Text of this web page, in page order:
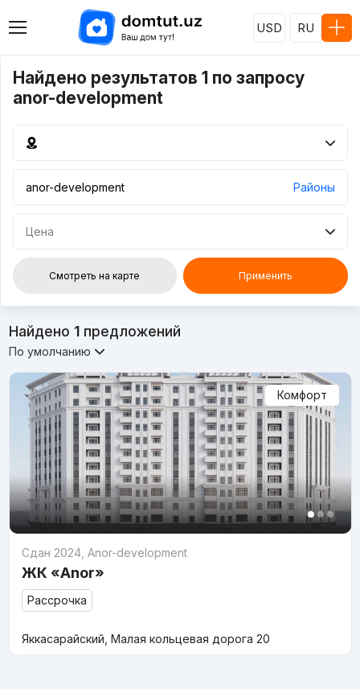
USD RU
Найдено результатов 1 по запросу
anor-development
Районы
Цена
Смотреть на карте Применить
Найдено 1предложений
По умолчанию
Комфорт
Сдан 2024, Anor-development
ЖК «Anor»
Рассрочка
Яккасарайский, Малая кольцевая дорога 20